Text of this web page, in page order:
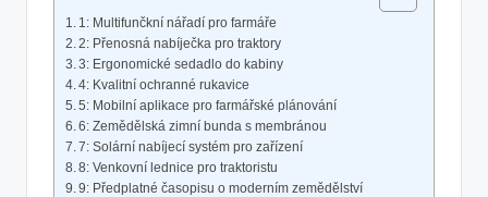
1: Multifunčkní nářadí pro farmáře
2: Přenosná nabíječka pro traktory
3: Ergonomické sedadlo do kabiny
4: Kvalitní ochranné rukavice
5: Mobilní aplikace pro farmářské plánování
6: Zemědělská zimní bunda s membránou
7: Solární nabíjecí systém pro zařízení
8: Venkovní lednice pro traktoristu
9: Předplatné časopisu o moderním zemědělství